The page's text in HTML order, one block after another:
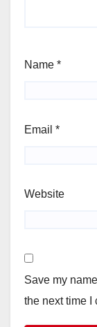
Name *
Email *
Website
Save my
the next time I